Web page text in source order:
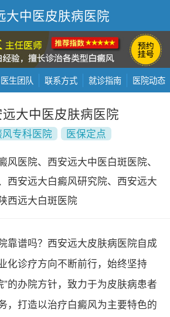
大中医皮肤病医院
医生团队 联系方式 就诊指南 医院动态
大中医皮肤病医院
风专科医院
医保定点
风医院、西安远大中医白斑医院、
西安远大白癜风研究院、西安远大
西远大白斑医院
靠谱吗？西安远大皮肤病医院自成
化诊疗方向不断前行，始终坚持
的办院方针，致力于为皮肤病患者
，打造以治疗白癜风为主要特色的